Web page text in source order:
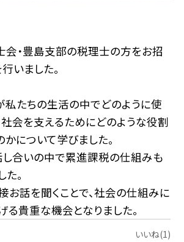
会・豊島支部の税理士の方をお招
いました。
私たちの生活の中でどのように使
社会を支えるためにどのような役割
について学びました。
し合いの中で累進課税の仕組みも
。
お話を聞くことで、社会の仕組みに
る貴重な機会となりました。
いいね(1)